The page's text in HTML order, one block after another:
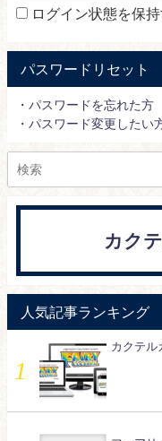
ログイン状態を保持
パスワードリセット
・パスワードを忘れた方
・パスワード変更したい
カク
人気記事ランキング
カクテル